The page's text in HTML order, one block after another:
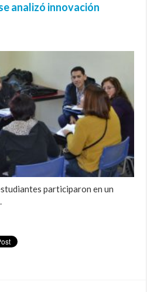
analizó innovación
participaron en un